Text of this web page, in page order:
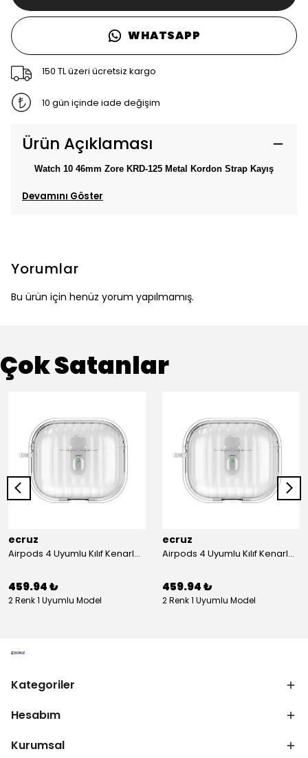
WHATSAPP
150 TL üzeri ücretsiz kargo
10 gün içinde iade değişim
Ürün Açıklaması
Watch 10 46mm Zore KRD-125 Metal Kordon Strap Kayış
Devamını Göster
Yorumlar
Bu ürün için henüz yorum yapılmamış.
Çok Satanlar
ecruz
Airpods 4 Uyumlu Kılıf Kenarları Renkli Şeffaf Dilimli Silikon Ecruz Airbag 40 Uyumlu Kılıf
459.94 ₺
2 Renk 1 Uyumlu Model
ecruz
Airpods 4 Uyumlu Kılıf Kenarları Renkli Şeffaf Dilimli Silikon Ecruz Airbag 40 Uyumlu Kılıf
459.94 ₺
2 Renk 1 Uyumlu Model
Kategoriler
Hesabım
Kurumsal